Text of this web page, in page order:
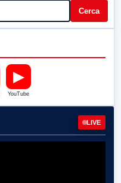
Cerca
▶
YouTube
LIVE